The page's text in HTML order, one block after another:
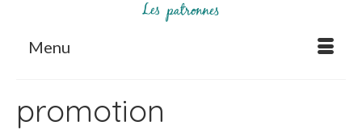
Menu
promotion